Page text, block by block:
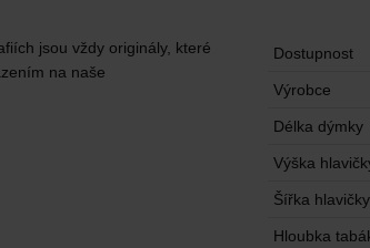
jsou vždy originály, které
na naše
Dostupnost
Výrobce
Délka dýmky
Výška
Šířka hlavičky
Hloubka